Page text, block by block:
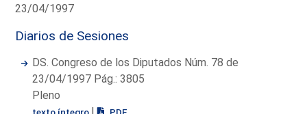
23/04/1997
Diarios de Sesiones
DS. Congreso de los Diputados Núm. 78 de
23/04/1997 Pág.: 3805
Pleno
texto íntegro | PDF